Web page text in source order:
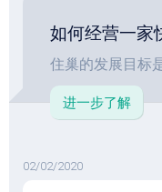
如何经营一家
住巢的发展目标
进一步了解
02/02/2020